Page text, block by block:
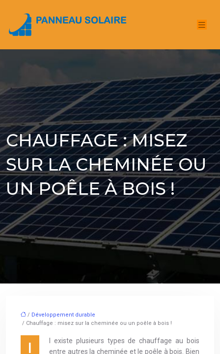
CHAUFFAGE : MISEZ
SUR LA CHEMINÉE OU
UN POÊLE À BOIS !
/ Développement durable
/ Chauffage : misez sur la cheminée ou un poêle à bois !
I
l existe plusieurs types de chauffage au bois
entre autres la cheminée et le poêle à bois. Bien